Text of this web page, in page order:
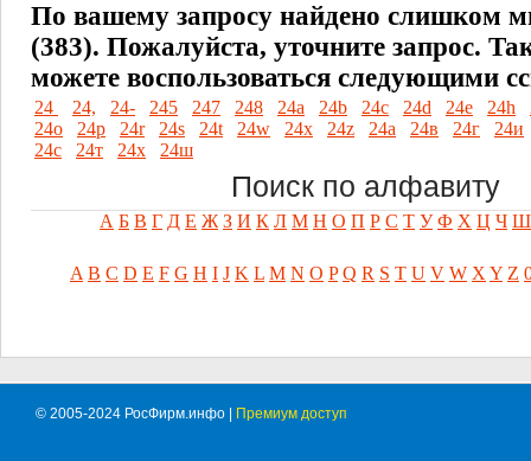
По вашему запросу найдено слишком
(383). Пожалуйста, уточните запрос.
можете воспользоваться следующими
24 24, 24- 245 247 248 24a 24b 24c 24d 24e 24h
24o
24p 24r 24s 24t 24w 24x 24z 24а 24в 24г
24и
24с
24т 24х 24ш
Поиск по алфавиту
А Б В Г Д Е Ж З И К Л М Н О П Р С Т У Ф Х Ц Ч Ш
A B C D E F G H I J K L M N O P Q R S T U V W X Y Z
© 2005-2024 РосФирм.инфо | Премиум доступ